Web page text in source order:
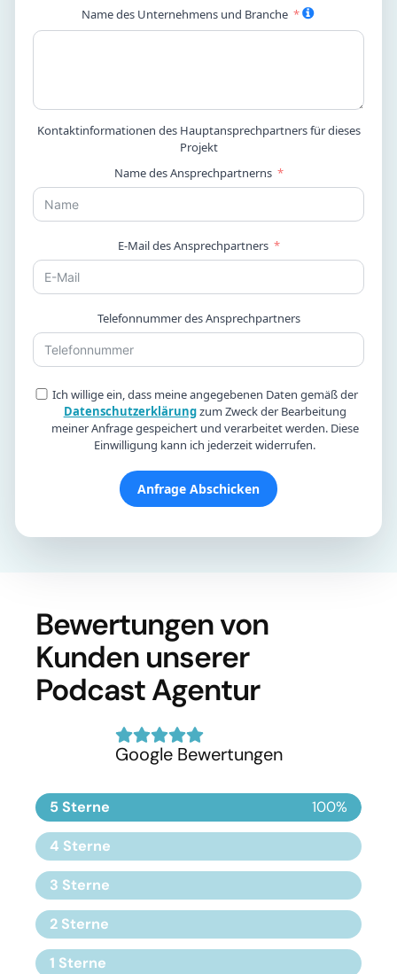
Name des Unternehmens und Branche
Kontaktinformationen des Hauptansprechpartners für dieses
Projekt
Name des Ansprechpartnerns
E-Mail des Ansprechpartners
Telefonnummer des Ansprechpartners
Ich willige ein, dass meine angegebenen Daten gemäß der
Datenschutzerklärungzum Zweck der Bearbeitung
meiner Anfrage gespeichert und verarbeitet werden. Diese
Einwilligung kann ich jederzeit widerrufen.
Anfrage Abschicken
Bewertungen von
Kunden unserer
Podcast Agentur
Google Bewertungen
5 Sterne 100%
4 Sterne
3 Sterne
2 Sterne
1 Sterne